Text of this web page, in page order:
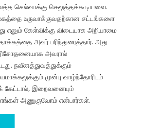
செல்வாக்கு செலுத்தக்கூடியவை.
உருவாக்குவதற்கான சட்டங்களை
எனும் கேள்விக்கு விடையாக அறியாமை
அவர் பரிந்துரைத்தார். அது
அவரால்
நவீனத்துவத்துக்கும்
முன்பு வாழ்ந்தோரிடம்
கேட்டால், இறைவனையும்
அணுகுவோம் என்பார்கள்.